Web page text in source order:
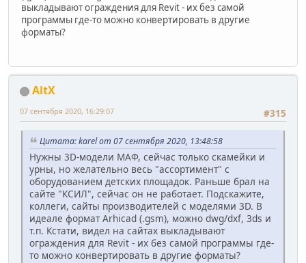
выкладывают ограждения для Revit - их без самой
программы где-то можно конвертировать в другие
форматы?
AltX
#315
07 сентября 2020, 16:29:07
Цитата: karel от 07 сентября 2020, 13:48:58
Нужны 3D-модели МАФ, сейчас только скамейки и
урны, но желательно весь "ассортимент" с
оборудованием детских площадок. Раньше брал на
сайте "КСИЛ", сейчас он не работает. Подскажите,
коллеги, сайты производителей с моделями 3D. В
идеале формат Arhicad (.gsm), можно dwg/dxf, 3ds и
т.п. Кстати, видел на сайтах выкладывают
ограждения для Revit - их без самой программы где-
то можно конвертировать в другие форматы?